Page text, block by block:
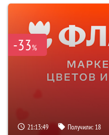
-33%
21:13:48 Получили: 18